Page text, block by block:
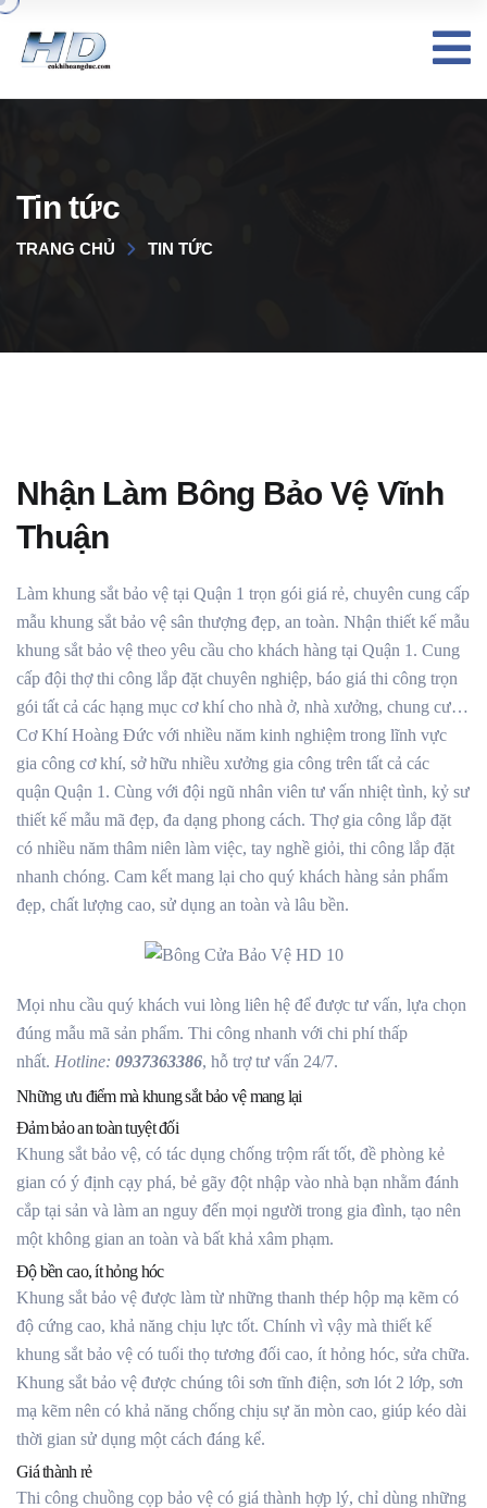
Tin tức
TRANG CHỦ TIN TỨC
Nhận Làm Bông Bảo Vệ Vĩnh
Thuận
Làm khung sắt bảo vệ tại Quận 1 trọn gói giá rẻ, chuyên cung cấp
mẫu khung sắt bảo vệ sân thượng đẹp, an toàn. Nhận thiết kế mẫu
khung sắt bảo vệ theo yêu cầu cho khách hàng tại Quận 1. Cung
cấp đội thợ thi công lắp đặt chuyên nghiệp, báo giá thi công trọn
gói tất cả các hạng mục cơ khí cho nhà ở, nhà xưởng, chung cư…
Cơ Khí Hoàng Đức với nhiều năm kinh nghiệm trong lĩnh vực
gia công cơ khí, sở hữu nhiều xưởng gia công trên tất cả các
quận Quận 1. Cùng với đội ngũ nhân viên tư vấn nhiệt tình, kỷ sư
thiết kế mẫu mã đẹp, đa dạng phong cách. Thợ gia công lắp đặt
có nhiều năm thâm niên làm việc, tay nghề giỏi, thi công lắp đặt
nhanh chóng. Cam kết mang lại cho quý khách hàng sản phẩm
đẹp, chất lượng cao, sử dụng an toàn và lâu bền.
Mọi nhu cầu quý khách vui lòng liên hệ để được tư vấn, lựa chọn
đúng mẫu mã sản phẩm. Thi công nhanh với chi phí thấp
nhất. Hotline: 0937363386, hỗ trợ tư vấn 24/7.
Những ưu điểm mà khung sắt bảo vệ mang lại
Đảm bảo an toàn tuyệt đối
Khung sắt bảo vệ, có tác dụng chống trộm rất tốt, đề phòng kẻ
gian có ý định cạy phá, bẻ gãy đột nhập vào nhà bạn nhằm đánh
cắp tại sản và làm an nguy đến mọi người trong gia đình, tạo nên
một không gian an toàn và bất khả xâm phạm.
Độ bền cao, ít hỏng hóc
Khung sắt bảo vệ được làm từ những thanh thép hộp mạ kẽm có
độ cứng cao, khả năng chịu lực tốt. Chính vì vậy mà thiết kế
khung sắt bảo vệ có tuổi thọ tương đối cao, ít hỏng hóc, sửa chữa.
Khung sắt bảo vệ được chúng tôi sơn tĩnh điện, sơn lót 2 lớp, sơn
mạ kẽm nên có khả năng chống chịu sự ăn mòn cao, giúp kéo dài
thời gian sử dụng một cách đáng kể.
Giá thành rẻ
Thi công chuồng cọp bảo vệ có giá thành hợp lý, chỉ dùng những